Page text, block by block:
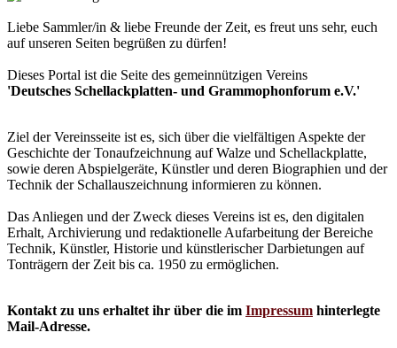
Liebe Sammler/in & liebe Freunde der Zeit, es freut uns sehr, euch
auf unseren Seiten begrüßen zu dürfen!
Dieses Portal ist die Seite des gemeinnützigen Vereins
'Deutsches Schellackplatten- und Grammophonforum e.V.'
Ziel der Vereinsseite ist es, sich über die vielfältigen Aspekte der
Geschichte der Tonaufzeichnung auf Walze und Schellackplatte,
sowie deren Abspielgeräte, Künstler und deren Biographien und der
Technik der Schallauszeichnung informieren zu können.
Das Anliegen und der Zweck dieses Vereins ist es, den digitalen
Erhalt, Archivierung und redaktionelle Aufarbeitung der Bereiche
Technik, Künstler, Historie und künstlerischer Darbietungen auf
Tonträgern der Zeit bis ca. 1950 zu ermöglichen.
Kontakt zu uns erhaltet ihr über die im Impressum hinterlegte
Mail-Adresse.